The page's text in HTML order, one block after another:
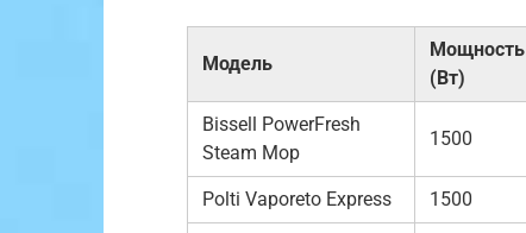
Модель
Мощность
(Вт)
Bissell PowerFresh
Steam Mop
1500
Polti Vaporeto Express 1500